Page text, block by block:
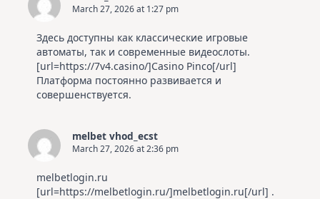
March 27, 2026 at 1:27 pm
Здесь доступны как классические игровые
автоматы, так и современные видеослоты.
[url=https://7v4.casino/]Casino Pinco[/url]
Платформа постоянно развивается и
совершенствуется.
melbet vhod_ecst
March 27, 2026 at 2:36 pm
melbetlogin.ru
[url=https://melbetlogin.ru/]melbetlogin.ru[/url] .